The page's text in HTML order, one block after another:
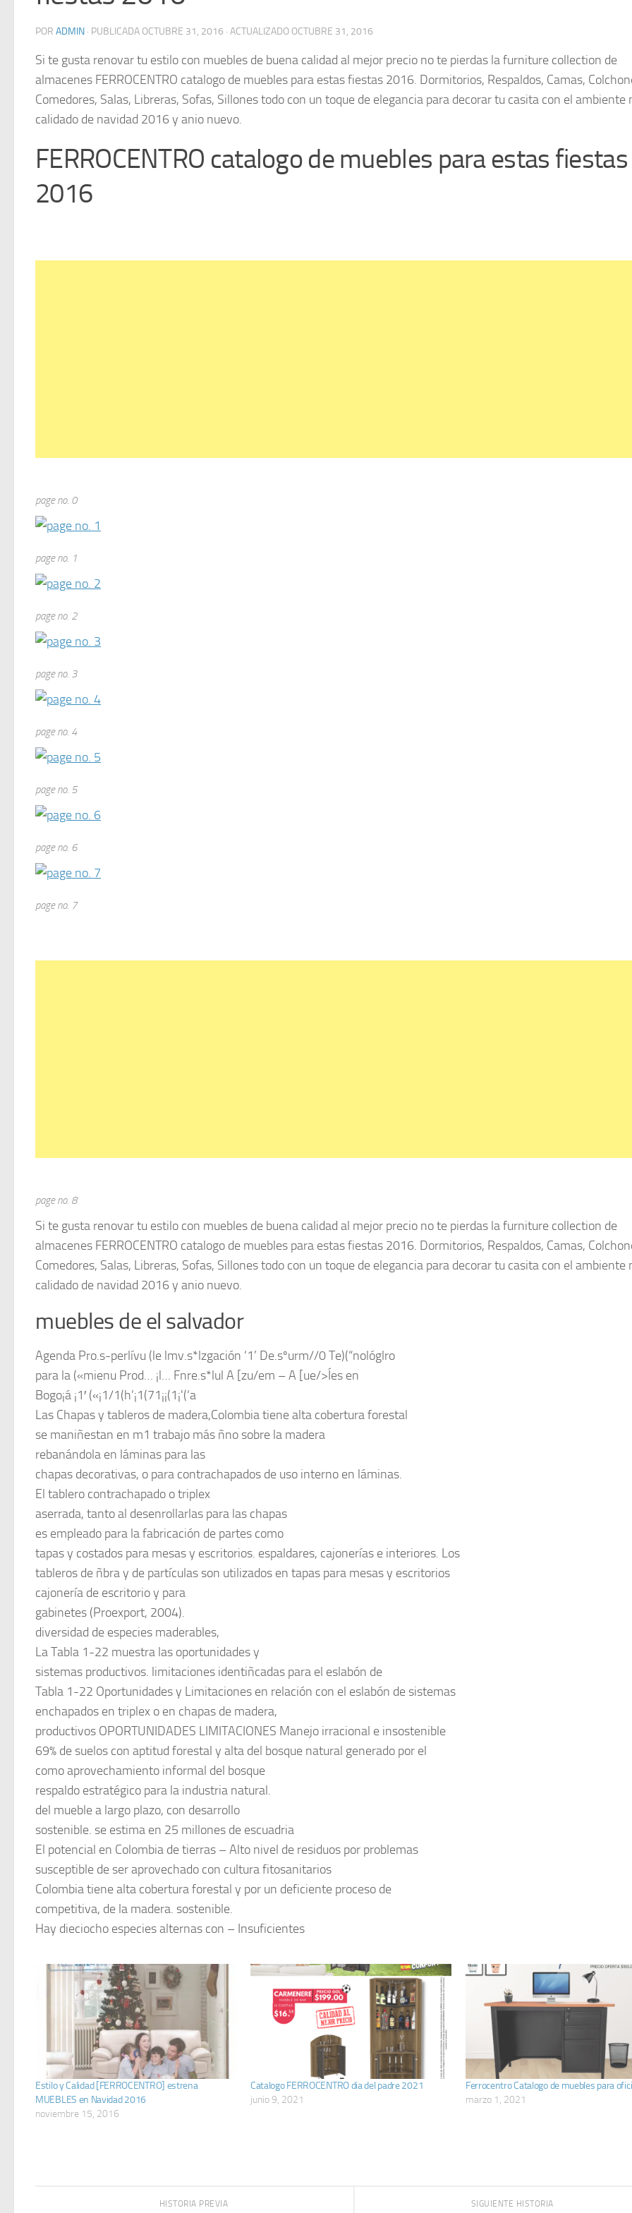
POR ADMIN · PUBLICADA OCTUBRE 31, 2016 · ACTUALIZADO OCTUBRE 31, 2016
Si te gusta renovar tu estilo con muebles de buena calidad al mejor precio no te pierdas la furniture collection de
almacenes FERROCENTRO catalogo de muebles para estas fiestas 2016. Dormitorios, Respaldos, Camas,
Comedores, Salas, Libreras, Sofas, Sillones todo con un toque de elegancia para decorar tu casita con el ambiente
calidado de navidad 2016 y anio nuevo.
FERROCENTRO catalogo de muebles para estas fiestas
2016
page no. 0
page no. 1
page no. 2
page no. 3
page no. 4
page no. 5
page no. 6
page no. 7
page no. 8
Si te gusta renovar tu estilo con muebles de buena calidad al mejor precio no te pierdas la furniture collection de
almacenes FERROCENTRO catalogo de muebles para estas fiestas 2016. Dormitorios, Respaldos, Camas,
Comedores, Salas, Libreras, Sofas, Sillones todo con un toque de elegancia para decorar tu casita con el ambiente
calidado de navidad 2016 y anio nuevo.
muebles de el salvador
Agenda Pro.s-perlívu (le lmv.s*lzgación ‘1’ De.sºurm//0 Te)(“nológlro
para la («mienu Prod… ¡l… Fnre.s*lul A [zu/em – A [ue/>Íes en
Bogo¡á ¡1′ («¡1/1(h’¡1(71¡¡(1¡'(‘a
Las Chapas y tableros de madera,Colombia tiene alta cobertura forestal
se maniñestan en m1 trabajo más ñno sobre la madera
rebanándola en láminas para las
chapas decorativas, o para contrachapados de uso interno en láminas.
El tablero contrachapado o triplex
aserrada, tanto al desenrollarlas para las chapas
es empleado para la fabricación de partes como
tapas y costados para mesas y escritorios. espaldares, cajonerías e interiores. Los
tableros de ñbra y de partículas son utilizados en tapas para mesas y escritorios
cajonería de escritorio y para
gabinetes (Proexport, 2004).
diversidad de especies maderables,
La Tabla 1-22 muestra las oportunidades y
sistemas productivos. limitaciones identiñcadas para el eslabón de
Tabla 1-22 Oportunidades y Limitaciones en relación con el eslabón de sistemas
enchapados en triplex o en chapas de madera,
productivos OPORTUNIDADES LIMITACIONES Manejo irracional e insostenible
69% de suelos con aptitud forestal y alta del bosque natural generado por el
como aprovechamiento informal del bosque
respaldo estratégico para la industria natural.
del mueble a largo plazo, con desarrollo
sostenible. se estima en 25 millones de escuadria
El potencial en Colombia de tierras – Alto nivel de residuos por problemas
susceptible de ser aprovechado con cultura fitosanitarios
Colombia tiene alta cobertura forestal y por un deficiente proceso de
competitiva, de la madera. sostenible.
Hay dieciocho especies alternas con – Insuficientes
Estilo y Calidad [FERROCENTRO] estrena
MUEBLES en Navidad 2016
noviembre 15, 2016
Catalogo FERROCENTRO dia del padre 2021
junio 9, 2021
Ferrocentro Catalogo de muebles para
marzo 1, 2021
SIGUIENTE HISTORIA
HISTORIA PREVIA